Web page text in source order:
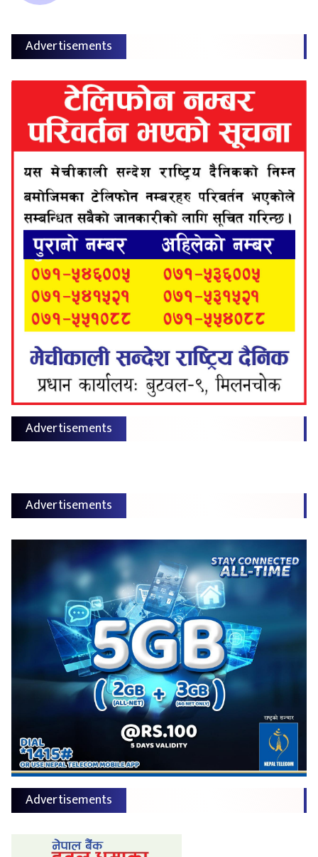
Advertisements
Advertisements
Advertisements
Advertisements